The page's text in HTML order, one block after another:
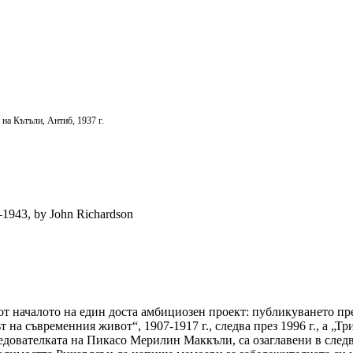
Кътъли, Антиб, 1937 г.
by John Richardson
началото на един доста амбициозен проект: публикуването
съвременния живот“, 1907-1917 г., следва през 1996 г., а
на Пикасо Мерилин Маккъли, са озаглавени в